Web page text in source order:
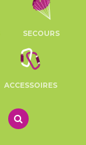
SECOURS
ACCESSOIRES